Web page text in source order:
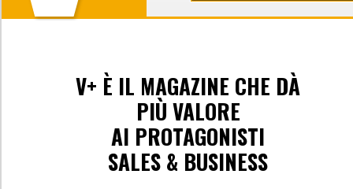
V+ È IL MAGAZINE CHE DÀ
PIÙ VALORE
AI PROTAGONISTI
SALES & BUSINESS